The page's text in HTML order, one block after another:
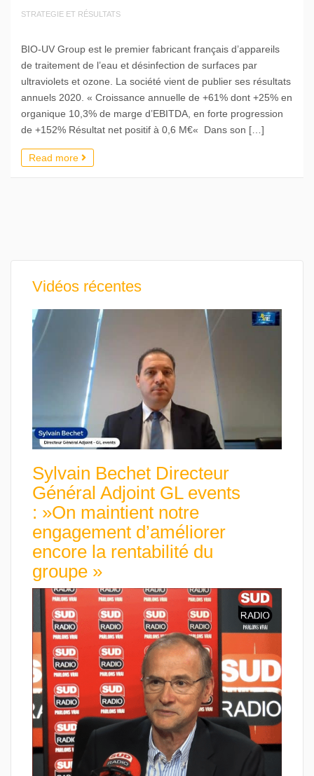
STRATEGIE ET RÉSULTATS
BIO-UV Group est le premier fabricant français d’appareils
de traitement de l’eau et désinfection de surfaces par
ultraviolets et ozone. La société vient de publier ses résultats
annuels 2020. « Croissance annuelle de +61% dont +25% en
organique 10,3% de marge d’EBITDA, en forte progression
de +152% Résultat net positif à 0,6 M€« Dans son […]
Read more
Vidéos récentes
Sylvain Bechet Directeur
Général Adjoint GL events
: »On maintient notre
engagement d’améliorer
encore la rentabilité du
groupe »